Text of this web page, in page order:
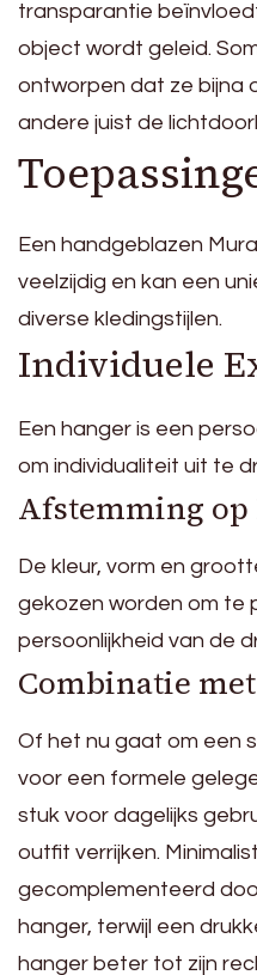
transparantie
object wordt geleid.
ontworpen dat ze bijna
andere juist de
Een handgeblazen
veelzijdig en kan een
diverse kledingstijlen.
Individuele
Een hanger is een
om individualiteit uit te
Afstemming
De kleur, vorm en
gekozen worden om te
persoonlijkheid van de
Combinatie
Of het nu gaat om een
voor een formele
stuk voor dagelijks
outfit verrijken.
gecomplementeerd
hanger, terwijl een
hanger beter tot zijn